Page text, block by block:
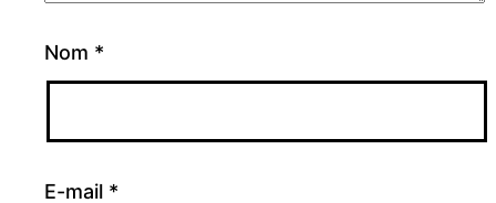
Nom *
E-mail *